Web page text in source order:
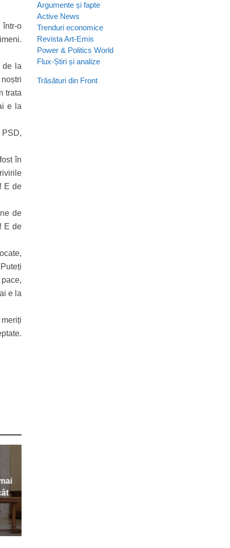
o
de la
trata
e la
PSD,
în
E de
de
E de
e la
Argumente și fapte
Active News
Trenduri economice
Revista Art-Emis
Power & Politics World
Flux-Știri și analize
Trăsături din Front